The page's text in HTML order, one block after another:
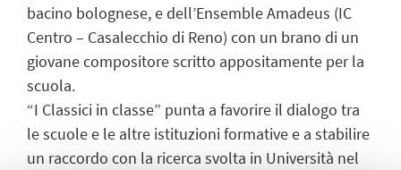
bacino bolognese, e dell’Ensemble Amadeus (IC
Centro – Casalecchio di Reno) con un brano di un
giovane compositore scritto appositamente per la
scuola.
“I Classici in classe” punta a favorire il dialogo tra
le scuole e le altre istituzioni formative e a stabilire
un raccordo con la ricerca svolta in Università nel